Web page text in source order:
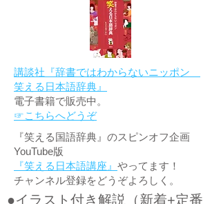
講談社『辞書ではわからないニッポン
笑える日本語辞典』
電子書籍で販売中。
☞こちらへどうぞ
『笑える国語辞典』のスピンオフ企画
YouTube版
『笑える日本語講座』 やってます！
チャンネル登録をどうぞよろしく。
●イラスト付き解説（新着+定番